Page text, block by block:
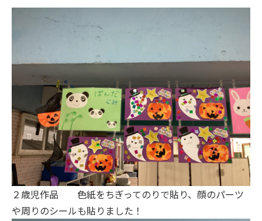
２歳児作品 色紙をちぎってのりで貼り、顔のパーツ
や周りのシールも貼りました！